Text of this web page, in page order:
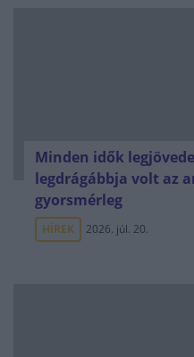
Minden idők
legdrágábbja volt az
gyorsmérleg
HÍREK 2026. júl. 20.